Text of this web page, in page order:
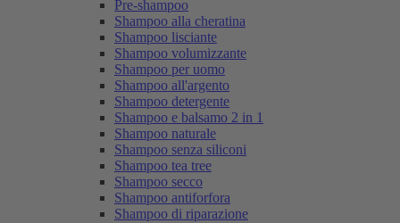
Pre-shampoo
Shampoo alla cheratina
Shampoo lisciante
Shampoo volumizzante
Shampoo per uomo
Shampoo all'argento
Shampoo detergente
Shampoo e balsamo 2 in 1
Shampoo naturale
Shampoo senza siliconi
Shampoo tea tree
Shampoo secco
Shampoo antiforfora
Shampoo di riparazione